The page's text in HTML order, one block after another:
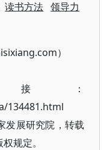
读书方法 领导力
）
：
134481.html
发展研究院，转载
规定。